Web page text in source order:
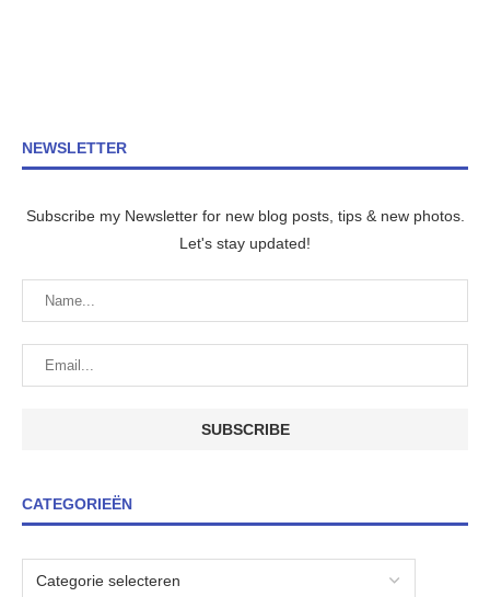
NEWSLETTER
Subscribe my Newsletter for new blog posts, tips & new photos.
Let's stay updated!
CATEGORIEËN